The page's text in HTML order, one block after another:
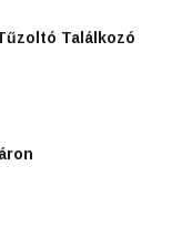
Találkozó